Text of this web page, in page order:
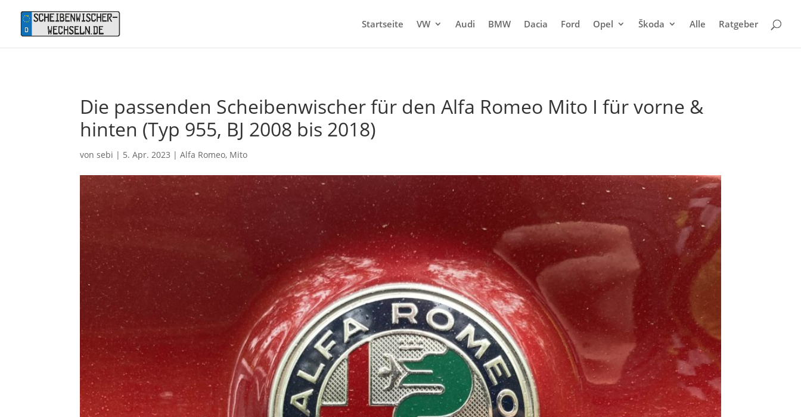
Startseite VW Audi BMW Dacia Ford Opel Škoda Alle Ratgeber
Die passenden Scheibenwischer für den Alfa Romeo Mito I für vorne &
hinten (Typ 955, BJ 2008 bis 2018)
vonsebi | 5. Apr. 2023 |Alfa Romeo, Mito